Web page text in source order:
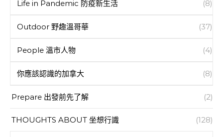
Life in Pandemic 防疫新生活 (8)
Outdoor 野趣溫哥華 (37)
People 溫市人物 (4)
你應該認識的加拿大 (8)
Prepare 出發前先了解 (2)
THOUGHTS ABOUT 坐想行識 (128)